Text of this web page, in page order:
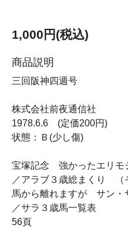
1,000円(税込)
商品説明
三回阪神四週号
株式会社前夜通信社
1978.6.6 (定価200円)
状態：Ｂ(少し傷)
宝塚記念 強かったエリモ
／アラブ３歳総まくり （
馬から離れますが サン
／サラ３歳馬一覧表
56頁